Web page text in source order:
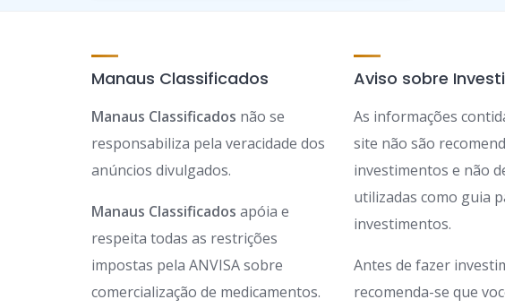
Manaus Classificados
Manaus Classificados não se
responsabiliza pela veracidade dos
anúncios divulgados.
Manaus Classificados apóia e
respeita todas as restrições
impostas pela ANVISA sobre
comercialização de medicamentos.
Aviso sobre
As informações
site não são
investimentos e não
utilizadas como guia
investimentos.
Antes de fazer
recomenda-se que